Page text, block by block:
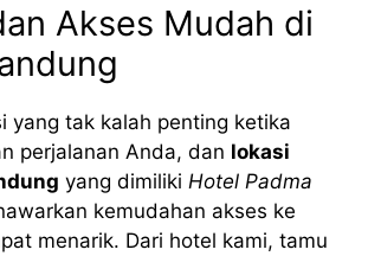
Akses Mudah di
yang tak kalah penting ketika
perjalanan Anda, dan lokasi
yang dimiliki Hotel Padma
kemudahan akses ke
menarik. Dari hotel kami, tamu